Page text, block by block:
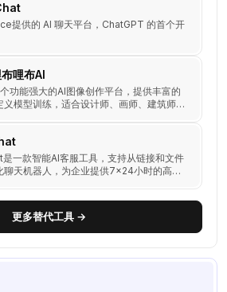
提供的 AI 聊天平台，ChatGPT 的首个开
哩布AI
功能强大的AI图像创作平台，提供丰富的
义模型训练，适合设计师、画师、建筑师和
一款智能AI客服工具，支持从链接和文件
聊天机器人，为企业提供7×24小时的高效
更多替代工具 →